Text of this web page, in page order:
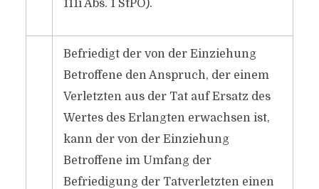
111i Abs. 1 StPO).
Befriedigt der von der Einziehung
Betroffene den Anspruch, der einem
Verletzten aus der Tat auf Ersatz des
Wertes des Erlangten erwachsen ist,
kann der von der Einziehung
Betroffene im Umfang der
Befriedigung der Tatverletzten einen